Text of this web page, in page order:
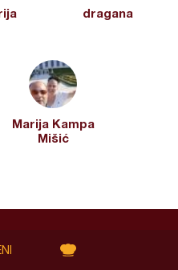
dragana
Marija Kampa
Mišić